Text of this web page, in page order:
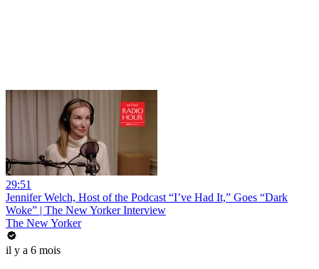
29:51
Jennifer Welch, Host of the Podcast “I’ve Had It,” Goes “Dark
Woke” | The New Yorker Interview
The New Yorker
il y a 6 mois